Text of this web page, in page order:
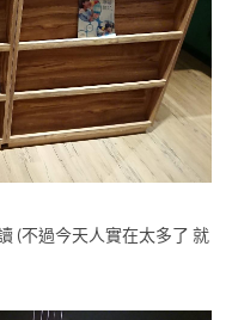
(不過今天人實在太多了 就